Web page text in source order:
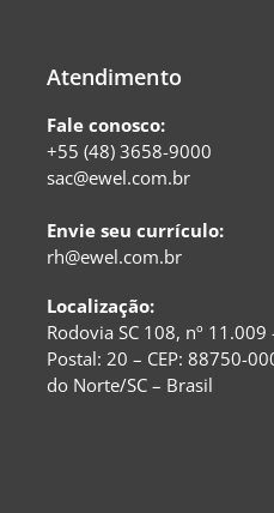
Atendimento
Fale conosco:
+55 (48) 3658-9000
sac@ewel.com.br
Envie seu currículo:
rh@ewel.com.br
Localização:
Rodovia SC 108, nº 11.009
Postal: 20 – CEP: 88750-
do Norte/SC – Brasil